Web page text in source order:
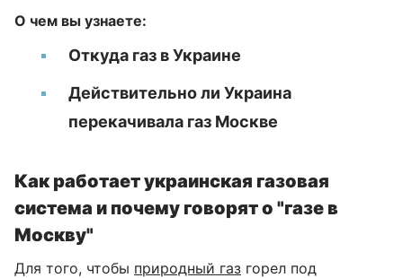
О чем вы узнаете:
Откуда газ в Украине
Действительно ли Украина
перекачивала газ Москве
Как работает украинская газовая
система и почему говорят о "газе в
Москву"
Для того, чтобы природный газ горел под